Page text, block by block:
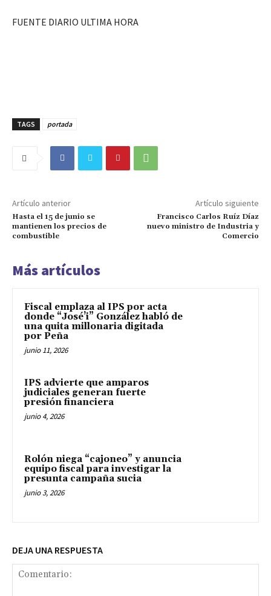
FUENTE DIARIO ULTIMA HORA
TAGS portada
Artículo anterior
Hasta el 15 de junio se
mantienen los precios de
combustible
Artículo siguiente
Francisco Carlos Ruíz Díaz
nuevo ministro de Industria y
Comercio
Más artículos
Fiscal emplaza al IPS por acta
donde “José’i” González habló de
una quita millonaria digitada
por Peña
junio 11, 2026
IPS advierte que amparos
judiciales generan fuerte
presión financiera
junio 4, 2026
Rolón niega “cajoneo” y anuncia
equipo fiscal para investigar la
presunta campaña sucia
junio 3, 2026
DEJA UNA RESPUESTA